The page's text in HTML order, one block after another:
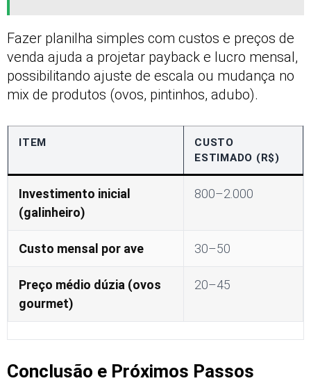
Fazer planilha simples com custos e preços de
venda ajuda a projetar payback e lucro mensal,
possibilitando ajuste de escala ou mudança no
mix de produtos (ovos, pintinhos, adubo).
ITEM
CUSTO
ESTIMADO (R$)
Investimento inicial
(galinheiro)
800–2.000
Custo mensal por ave 30–50
Preço médio dúzia (ovos
gourmet)
20–45
Conclusão e Próximos Passos